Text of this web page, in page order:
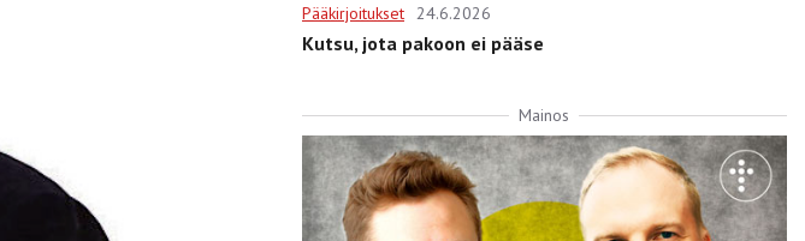
Pääkirjoitukset 24.6.2026
Kutsu, jota pakoon ei pääse
Mainos